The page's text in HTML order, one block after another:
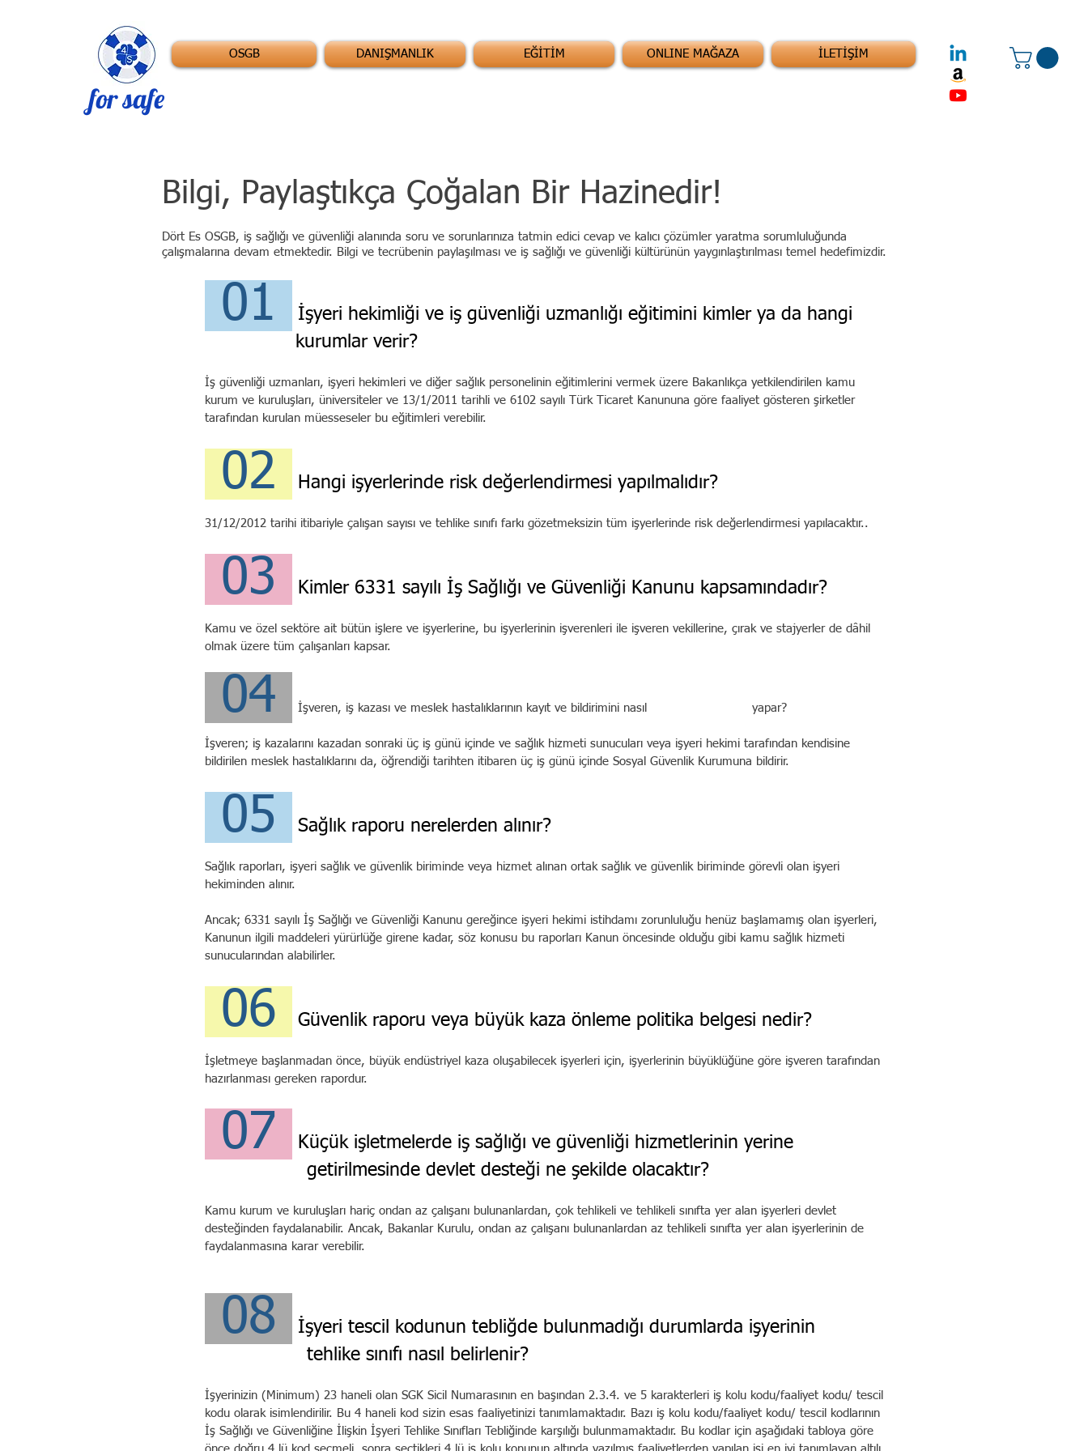
OSGB DANIŞMANLIK EĞİTİM ONLINE MAĞAZA İLETİŞİM
for safe
Bilgi, Paylaştıkça Çoğalan Bir Hazinedir!
Dört Es OSGB, iş sağlığı ve güvenliği alanında soru ve sorunlarınıza tatmin edici cevap ve kalıcı çözümler yaratma sorumluluğunda
çalışmalarına devam etmektedir. Bilgi ve tecrübenin paylaşılması ve iş sağlığı ve güvenliği kültürünün yaygınlaştırılması temel hedefimizdir.
01
İşyeri hekimliği ve iş güvenliği uzmanlığı eğitimini kimler ya da hangi
kurumlar verir?
İş güvenliği uzmanları, işyeri hekimleri ve diğer sağlık personelinin eğitimlerini vermek üzere Bakanlıkça yetkilendirilen kamu
kurum ve kuruluşları, üniversiteler ve 13/1/2011 tarihli ve 6102 sayılı Türk Ticaret Kanununa göre faaliyet gösteren şirketler
tarafından kurulan müesseseler bu eğitimleri verebilir.
02 Hangi işyerlerinde risk değerlendirmesi yapılmalıdır?
31/12/2012 tarihi itibariyle çalışan sayısı ve tehlike sınıfı farkı gözetmeksizin tüm işyerlerinde risk değerlendirmesi yapılacaktır..
03 Kimler 6331 sayılı İş Sağlığı ve Güvenliği Kanunu kapsamındadır?
Kamu ve özel sektöre ait bütün işlere ve işyerlerine, bu işyerlerinin işverenleri ile işveren vekillerine, çırak ve stajyerler de dâhil
olmak üzere tüm çalışanları kapsar.
04 İşveren, iş kazası ve meslek hastalıklarının kayıt ve bildirimini nasıl yapar?
İşveren; iş kazalarını kazadan sonraki üç iş günü içinde ve sağlık hizmeti sunucuları veya işyeri hekimi tarafından kendisine
bildirilen meslek hastalıklarını da, öğrendiği tarihten itibaren üç iş günü içinde Sosyal Güvenlik Kurumuna bildirir.
05 Sağlık raporu nerelerden alınır?
Sağlık raporları, işyeri sağlık ve güvenlik biriminde veya hizmet alınan ortak sağlık ve güvenlik biriminde görevli olan işyeri
hekiminden alınır.
Ancak; 6331 sayılı İş Sağlığı ve Güvenliği Kanunu gereğince işyeri hekimi istihdamı zorunluluğu henüz başlamamış olan işyerleri,
Kanunun ilgili maddeleri yürürlüğe girene kadar, söz konusu bu raporları Kanun öncesinde olduğu gibi kamu sağlık hizmeti
sunucularından alabilirler.
06 Güvenlik raporu veya büyük kaza önleme politika belgesi nedir?
İşletmeye başlanmadan önce, büyük endüstriyel kaza oluşabilecek işyerleri için, işyerlerinin büyüklüğüne göre işveren tarafından
hazırlanması gereken rapordur.
07
Küçük işletmelerde iş sağlığı ve güvenliği hizmetlerinin yerine
getirilmesinde devlet desteği ne şekilde olacaktır?
Kamu kurum ve kuruluşları hariç ondan az çalışanı bulunanlardan, çok tehlikeli ve tehlikeli sınıfta yer alan işyerleri devlet
desteğinden faydalanabilir. Ancak, Bakanlar Kurulu, ondan az çalışanı bulunanlardan az tehlikeli sınıfta yer alan işyerlerinin de
faydalanmasına karar verebilir.
08
İşyeri tescil kodunun tebliğde bulunmadığı durumlarda işyerinin
tehlike sınıfı nasıl belirlenir?
İşyerinizin (Minimum) 23 haneli olan SGK Sicil Numarasının en başından 2.3.4. ve 5 karakterleri iş kolu kodu/faaliyet kodu/ tescil
kodu olarak isimlendirilir. Bu 4 haneli kod sizin esas faaliyetinizi tanımlamaktadır. Bazı iş kolu kodu/faaliyet kodu/ tescil kodlarının
İş Sağlığı ve Güvenliğine İlişkin İşyeri Tehlike Sınıfları Tebliğinde karşılığı bulunmamaktadır. Bu kodlar için aşağıdaki tabloya göre